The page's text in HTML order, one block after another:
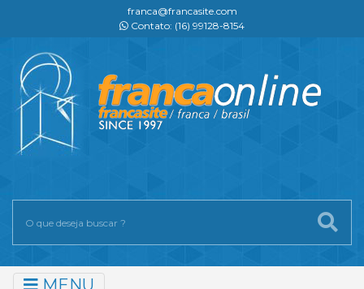
franca@francasite.com
Contato: (16) 99128-8154
MENU